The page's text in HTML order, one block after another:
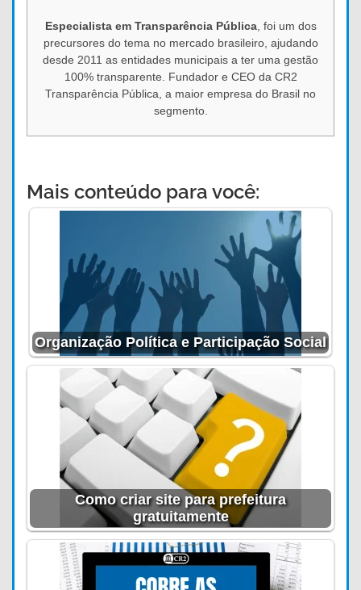
Especialista em Transparência Pública, foi um dos
precursores do tema no mercado brasileiro, ajudando
desde 2011 as entidades municipais a ter uma gestão
100% transparente. Fundador e CEO da CR2
Transparência Pública, a maior empresa do Brasil no
segmento.
Mais conteúdo para você:
Organização Política e Participação Social
Como criar site para prefeitura
gratuitamente